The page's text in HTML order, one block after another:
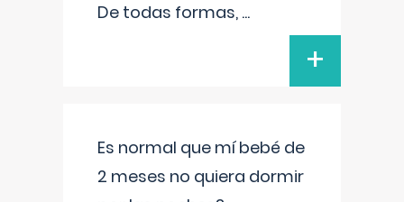
De todas formas, ...
+
Es normal que mí bebé de
2 meses no quiera dormir